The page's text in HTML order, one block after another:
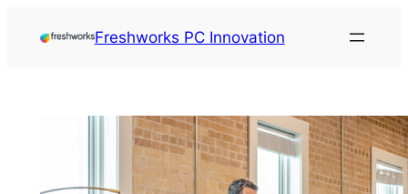
Freshworks PC Innovation